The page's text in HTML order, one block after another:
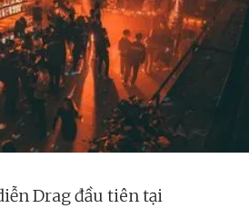
Drag đầu tiên tại